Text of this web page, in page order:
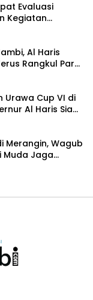
Evaluasi
Kegiatan
Al Haris
Rangkul Para
Urawa Cup VI di
Al Haris Siap
Merangin, Wagub
Muda Jaga